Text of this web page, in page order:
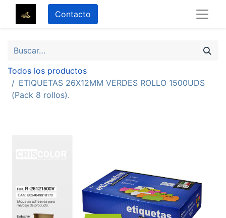
Contacto
Todos los productos
ETIQUETAS 26X12MM VERDES ROLLO 1500UDS
(Pack 8 rollos).